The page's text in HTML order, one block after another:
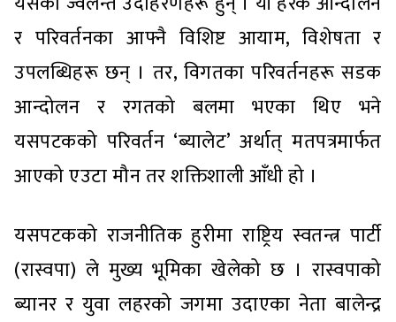
र परिवर्तनका आफ्नै विशिष्ट आयाम, विशेषता र
उपलब्धिहरू छन् । तर, विगतका परिवर्तनहरू सडक
आन्दोलन र रगतको बलमा भएका थिए भने
यसपटकको परिवर्तन ‘ब्यालेट’ अर्थात् मतपत्रमार्फत
आएको एउटा मौन तर शक्तिशाली आँधी हो ।
यसपटकको राजनीतिक हुरीमा राष्ट्रिय स्वतन्त्र पार्टी
(रास्वपा) ले मुख्य भूमिका खेलेको छ । रास्वपाको
ब्यानर र युवा लहरको जगमा उदाएका नेता बालेन्द्र